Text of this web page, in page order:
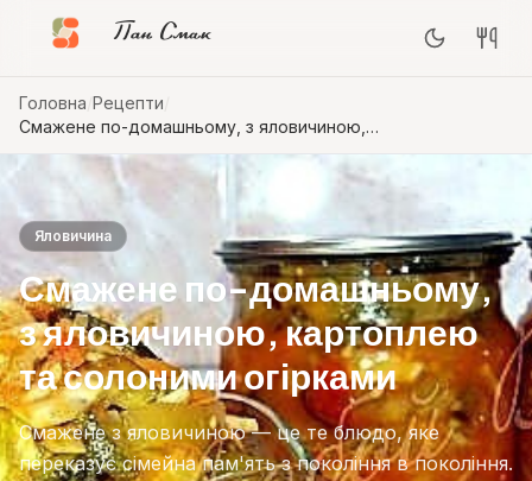
Пан Смак
Головна Рецепти
Смажене по-домашньому, з яловичиною,
картоплею та солоними огірками
Яловичина
Смажене по-домашньому,
з яловичиною, картоплею
та солоними огірками
Смажене з яловичиною — це те блюдо, яке
переказує сімейна пам'ять з покоління в покоління.